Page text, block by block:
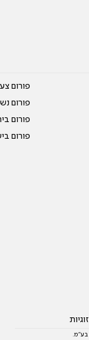
פורום
פורום
פורום
פורום
בע"מ.